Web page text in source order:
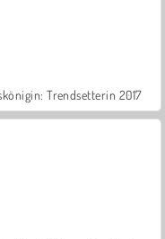
Trendsetterin 2017